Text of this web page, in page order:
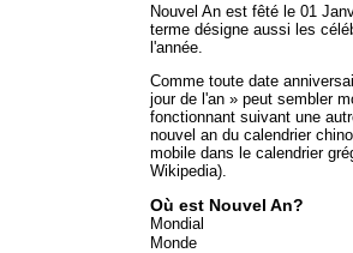
Nouvel An est fêté le 01
terme désigne aussi les
l'année.
Comme toute date
jour de l'an » peut sembler
fonctionnant suivant une
nouvel an du calendrier
mobile dans le calendrier
Wikipedia).
Où est Nouvel An?
Mondial
Monde